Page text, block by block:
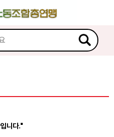
니다."
치북5
치북5